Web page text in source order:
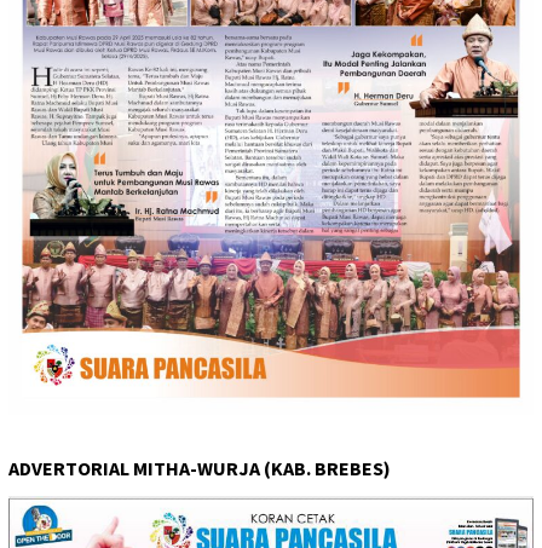
ADVERTORIAL MITHA-WURJA (KAB. BREBES)